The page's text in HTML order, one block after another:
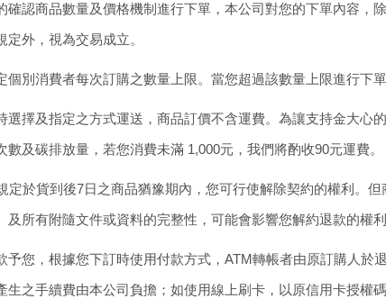
確認商品數量及價格機制進行下單，本公司對您的下單內容，
外，視為交易成立。
個別消費者每次訂購之數量上限。當您超過該數量上限進行下
選擇及指定之方式運送，商品訂價不含運費。為讓支持金大心
數及碳排放量，若您消費未滿 1,000元，我們將酌收90元運費。
定於貨到後7日之商品猶豫期內，您可行使解除契約的權利。
及所有附隨文件或資料的完整性，可能會影響您解約退款的權利
予您，根據您下訂時使用付款方式， ATM轉帳者由原訂購人於
生之手續費由本公司負擔；如使用線上刷卡，以原信用卡授權